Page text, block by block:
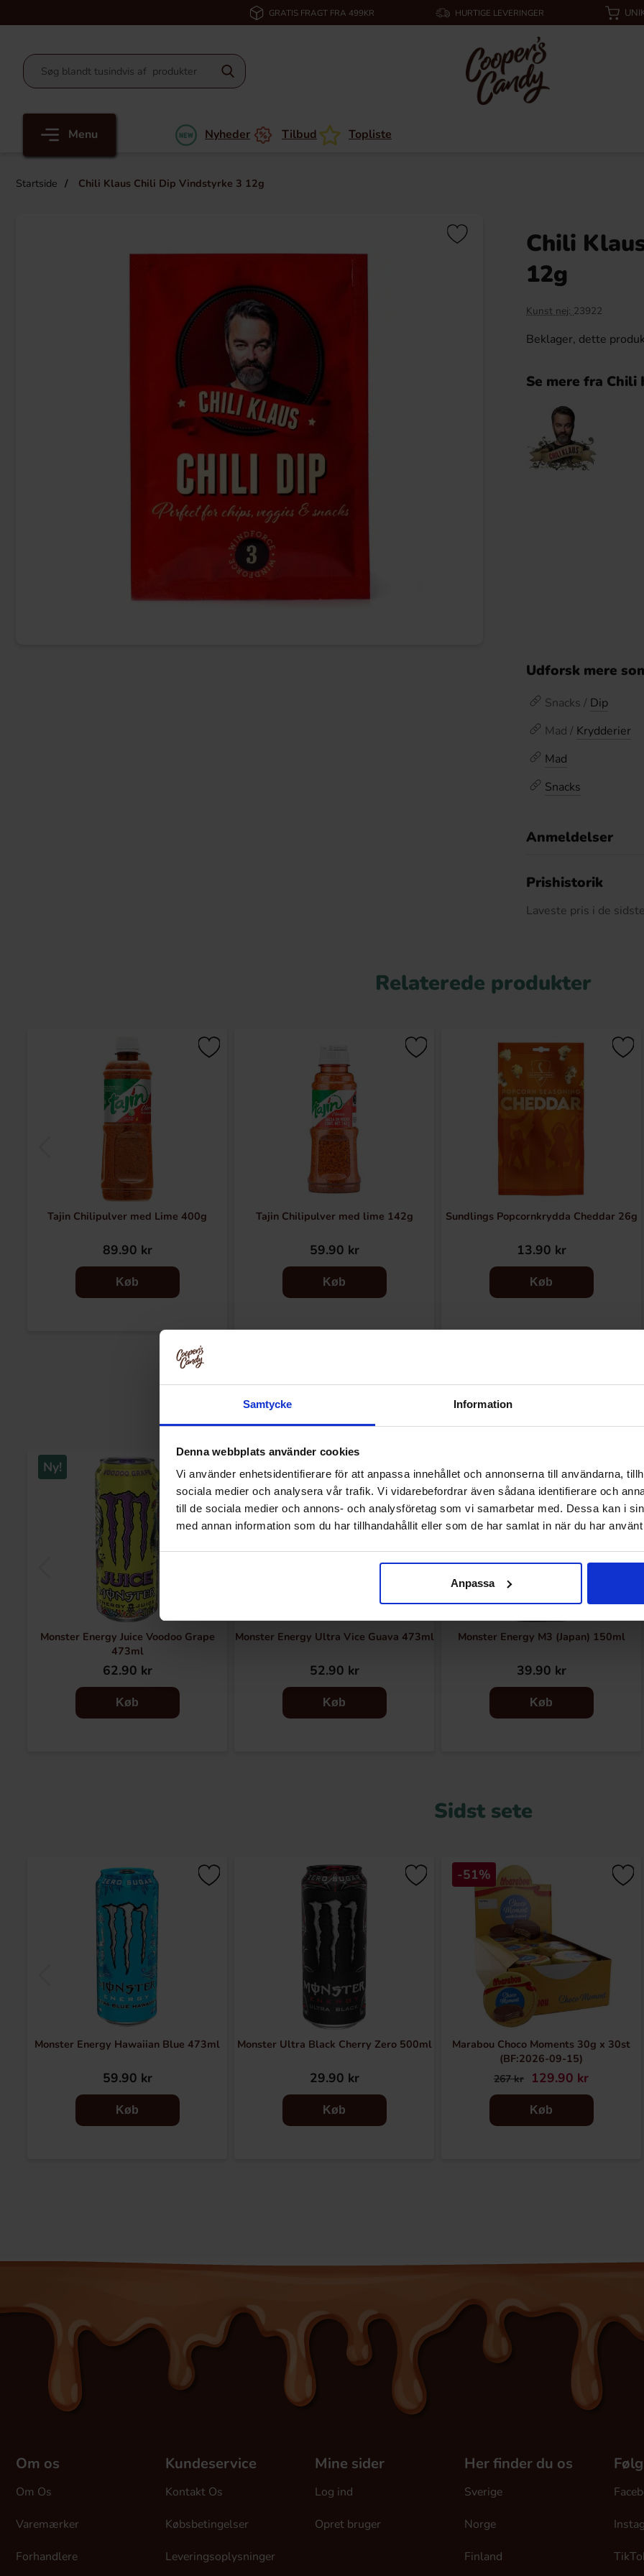
Samtycke Information
Denna webbplats använder cookies
Vi använder enhetsidentifierare för att anpassa innehållet och annonserna till användarna,
sociala medier och analysera vår trafik. Vi vidarebefordrar även sådana identifierare och
till de sociala medier och annons- och analysföretag som vi samarbetar med. Dessa kan i
med annan information som du har tillhandahållit eller som de har samlat in när du har
Anpassa
GRATIS FRAGT FRA 499KR HURTIGE LEVERINGER
Menu Nyheder Tilbud Topliste
Startside Chili Klaus Chili Dip Vindstyrke 3 12g
Chili
12g
Kunst nej: 23922
Beklager, dette
Se mere fra Chili
Udforsk mere
Snacks / Dip
Mad / Krydderier
Mad
Snacks
Anmeldelser
Prishistorik
Laveste pris i de
Relaterede produkter
Tajin Chilipulver med Lime 400g
89.90 kr
Køb
Tajin Chilipulver med lime 142g
59.90 kr
Køb
Sundlings Popcornkrydda Cheddar 26g
13.90 kr
Køb
Andre kunne lide
Ny!
Monster Energy Juice Voodoo Grape
473ml
62.90 kr
Køb
Monster Energy Ultra Vice Guava 473ml
52.90 kr
Køb
Monster Energy M3 (Japan) 150ml
39.90 kr
Køb
Sidst sete
Monster Energy Hawaiian Blue 473ml
59.90 kr
Køb
Monster Ultra Black Cherry Zero 500ml
29.90 kr
Køb
-51%
Marabou Choco Moments 30g x 30st
(BF:2026-09-15)
267 kr 129.90 kr
Køb
Om os
Om Os
Varemærker
Forhandlere
Kundeservice
Kontakt Os
Købsbetingelser
Leveringsoplysninger
Mine sider
Log ind
Opret bruger
Her finder du os
Sverige
Norge
Finland